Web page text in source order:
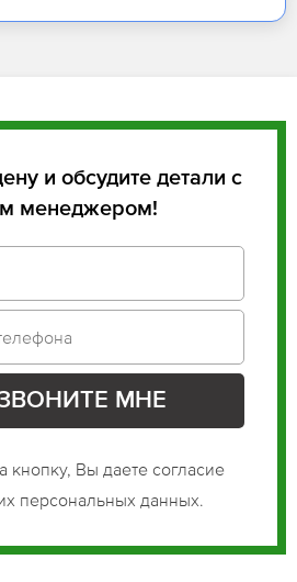
и обсудите детали с
менеджером!
кнопку, Вы даете согласие
персональных данных.